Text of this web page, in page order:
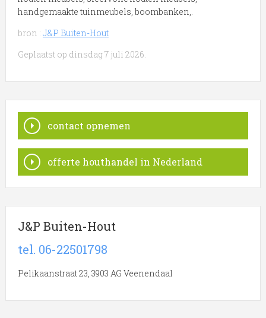
handgemaakte tuinmeubels, boombanken,.
bron : J&P Buiten-Hout
Geplaatst op dinsdag 7 juli 2026.
contact opnemen
offerte houthandel in Nederland
J&P Buiten-Hout
tel. 06-22501798
Pelikaanstraat 23, 3903 AG Veenendaal